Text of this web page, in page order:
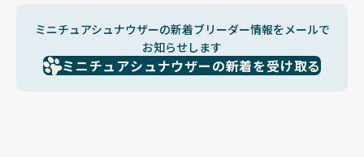
ミニチュアシュナウザーの新着ブリーダー情報をメールで
お知らせします
ミニチュアシュナウザーの新着を受け取る